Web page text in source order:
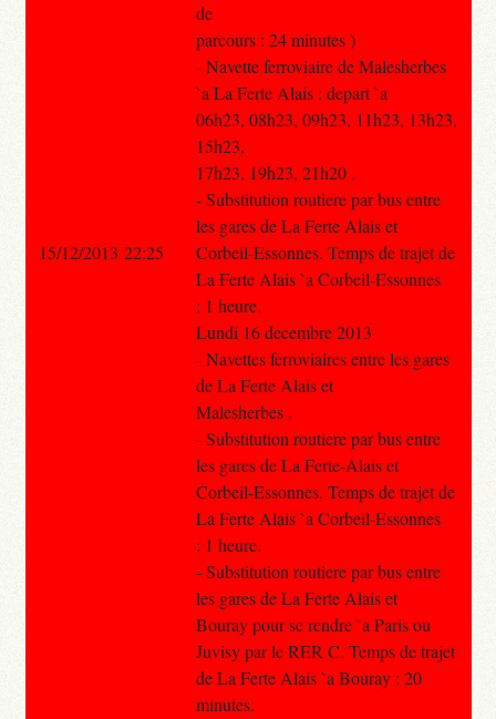
de
parcours : 24 minutes )
- Navette ferroviaire de Malesherbes
`a La Ferte Alais : depart `a
06h23, 08h23, 09h23, 11h23, 13h23,
15h23,
17h23, 19h23, 21h20 .
- Substitution routiere par bus entre
les gares de La Ferte Alais et
Corbeil-Essonnes. Temps de trajet de
La Ferte Alais `a Corbeil-Essonnes
: 1 heure.
Lundi 16 decembre 2013
- Navettes ferroviaires entre les gares
de La Ferte Alais et
Malesherbes .
- Substitution routiere par bus entre
les gares de La Ferte-Alais et
Corbeil-Essonnes. Temps de trajet de
La Ferte Alais `a Corbeil-Essonnes
: 1 heure.
- Substitution routiere par bus entre
les gares de La Ferte Alais et
Bouray pour se rendre `a Paris ou
Juvisy par le RER C. Temps de trajet
de La Ferte Alais `a Bouray : 20
minutes.
15/12/2013 22:25